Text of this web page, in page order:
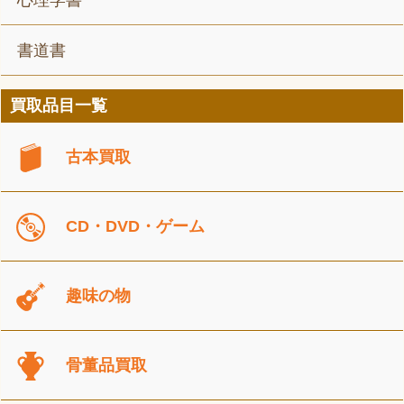
書道書
買取品目一覧
古本買取
CD・DVD・ゲーム
趣味の物
骨董品買取